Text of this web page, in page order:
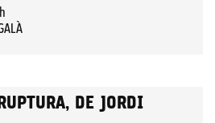
DE JORDI